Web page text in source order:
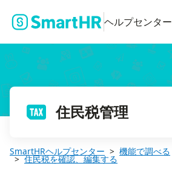
ヘルプセンター
住民税管理
SmartHRヘルプセンター 機能で調べる
住民税を確認、編集する